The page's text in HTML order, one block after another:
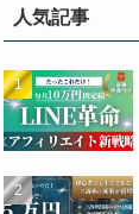
人気記事